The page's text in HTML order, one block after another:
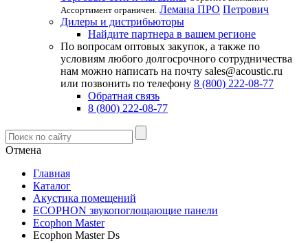
Ассортимент ограничен. Лемана ПРО Петрович
Дилеры и дистрибьюторы
Найдите партнера в вашем регионе
По вопросам оптовых закупок, а также по
условиям любого долгосрочного сотрудничества
нам можно написать на почту sales@acoustic.ru
или позвонить по телефону 8 (800) 222-08-77
Обратная связь
8 (800) 222-08-77
Отмена
Главная
Каталог
Акустика помещений
ECOPHON звукопоглощающие панели
Ecophon Master
Ecophon Master Ds